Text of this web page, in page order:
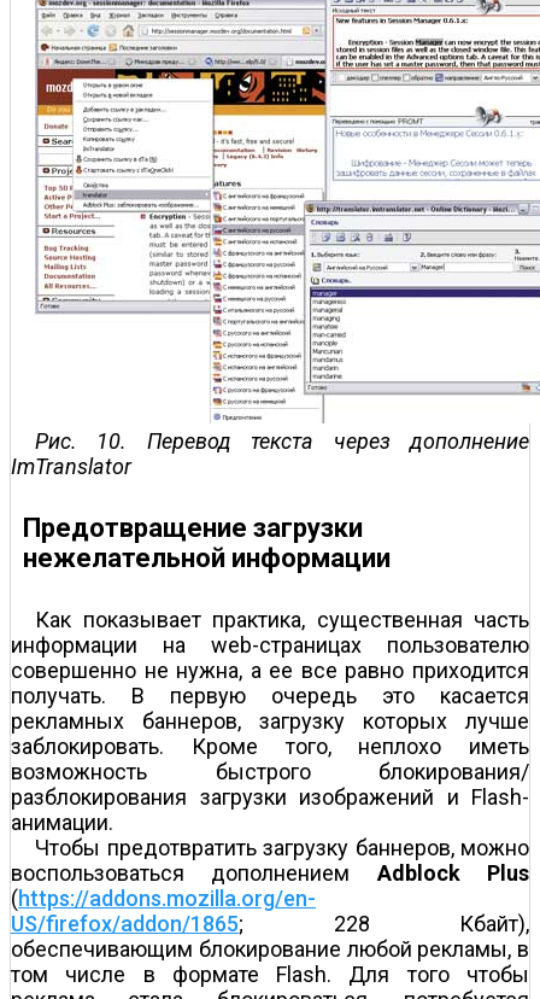
Рис. 10. Перевод текста через дополнение
ImTranslator
Предотвращение загрузки
нежелательной информации
Как показывает практика, существенная часть
информации на web-страницах пользователю
совершенно не нужна, а ее все равно приходится
получать. В первую очередь это касается
рекламных баннеров, загрузку которых лучше
заблокировать. Кроме того, неплохо иметь
возможность быстрого блокирования/
разблокирования загрузки изображений и Flash-
анимации.
Чтобы предотвратить загрузку баннеров, можно
воспользоваться дополнениемAdblock Plus
(https://addons.mozilla.org/en-
US/firefox/addon/1865; 228 Кбайт),
обеспечивающим блокирование любой рекламы, в
том числе в формате Flash. Для того чтобы